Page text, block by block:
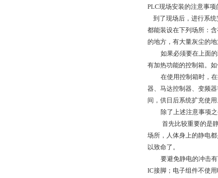
PLC现场安装的注意事
到了现场后，进行系统
都能装设在下列场所：
的地方，有大量灰尘的
如果必须要在上面的
有加热功能的控制箱。
在使用控制箱时，在
器、马达控制器、变频
间，供日后系统扩充使
除了上述注意事项之
首先比较重要的是静
场所，人体身上的静电
以致命了。
要避免静电的冲击有
IC接脚；电子组件不使